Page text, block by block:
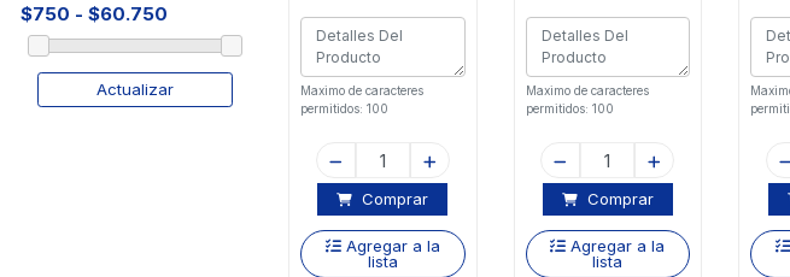
Actualizar
Maximo de caracteres
permitidos: 100
Comprar
Agregar a la
lista
Maximo de caracteres
permitidos: 100
Comprar
Agregar a la
lista